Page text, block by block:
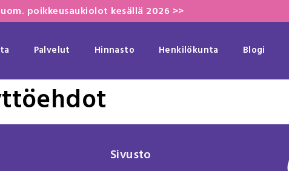
poikkeusaukiolot kesällä 2026 >>
Palvelut Hinnasto Henkilökunta Blogi
Sivusto